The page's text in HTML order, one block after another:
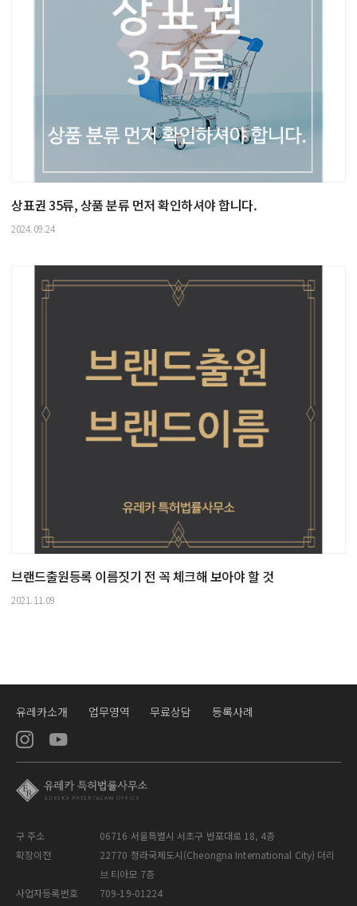
상표권 35류, 상품 분류 먼저 확인하셔야 합니다.
2024.09.24
브랜드출원등록 이름짓기 전 꼭 체크해 보아야 할 것
2021.11.09
유레카소개 업무영역 무료상담 등록사례
구 주소
06716 서울특별시 서초구 반포대로 18, 4층
확장이전
22770 청라국제도시(Cheongna International City) 더리
브 티아모 7층
사업자등록번호
709-19-01224